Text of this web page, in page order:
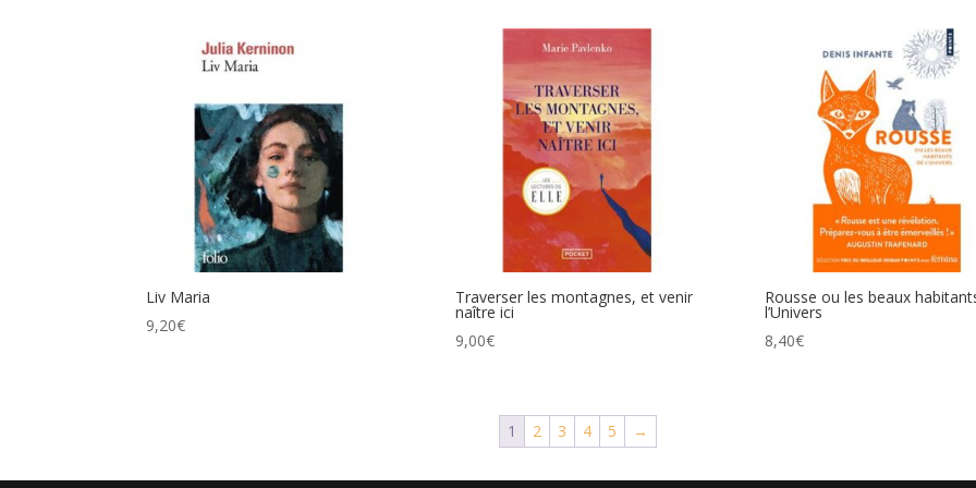
Liv Maria
9,20€
Traverser les montagnes, et venir
naître ici
9,00€
Rousse ou les beaux
l’Univers
8,40€
1 2 3 4 5 →